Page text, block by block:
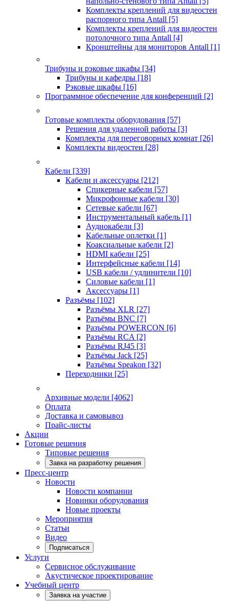
Комплекты креплений для видеостен
распорного типа Antall [5]
Комплекты креплений для видеостен
потолочного типа Antall [4]
Кронштейны для мониторов Antall [1]
Трибуны и рэковые шкафы [34]
Трибуны и кафедры [18]
Рэковые шкафы [16]
Программное обеспечение для конференций [2]
Готовые комплекты оборудования [57]
Решения для удаленной работы [3]
Комплекты для переговорных комнат [26]
Комплекты видеостен [28]
Кабели [339]
Кабели и аксессуары [212]
Спикерные кабели [57]
Микрофонные кабели [30]
Сетевые кабели [67]
Инструментальный кабель [1]
Аудиокабели [3]
Кабельные оплетки [1]
Коаксиальные кабели [2]
HDMI кабели [25]
Интерфейсные кабели [14]
USB кабели / удлинители [10]
Силовые кабели [1]
Аксессуары [1]
Разъёмы [102]
Разъёмы XLR [27]
Разъёмы BNC [7]
Разъёмы POWERCON [6]
Разъёмы RCA [2]
Разъёмы RJ45 [3]
Разъёмы Jack [25]
Разъёмы Speakon [32]
Переходники [25]
Архивные модели [4062]
Оплата
Доставка и самовывоз
Прайс-листы
Акции
Готовые решения
Типовые решения
Завка на разработку решения
Пресс-центр
Новости
Новости компании
Новинки оборудования
Новые проекты
Мероприятия
Статьи
Видео
Подписаться
Услуги
Сервисное обслуживание
Акустическое проектирование
Учебный центр
Заявка на участие